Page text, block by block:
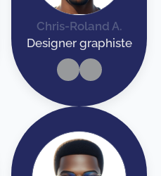
Chris-Roland A.
Designer graphiste